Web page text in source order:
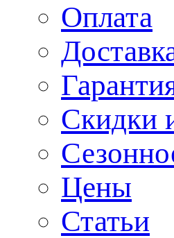
Оплата
Скидки
Цены
Статьи